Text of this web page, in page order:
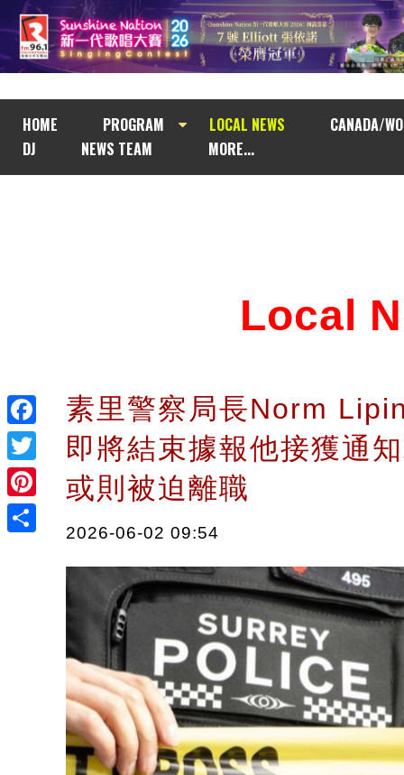
HOME PROGRAM LOCAL NEWS
CANADA/
DJ
NEWS TEAM MORE...
Facebook
Twitter
Pinterest
Local
素里警察局長Norm
即將結束據報他接獲通
或則被迫離職
2026-06-02 09:54